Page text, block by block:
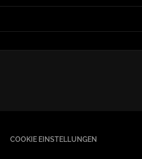
COOKIE EINSTELLUNGEN